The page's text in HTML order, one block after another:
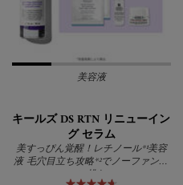
美容液
キールズ DS RTN リニューイン
グ セラム
美すっぴん覚醒！レチノール*¹美容
液 毛穴目立ち攻略*²でノーファンデ
に挑む